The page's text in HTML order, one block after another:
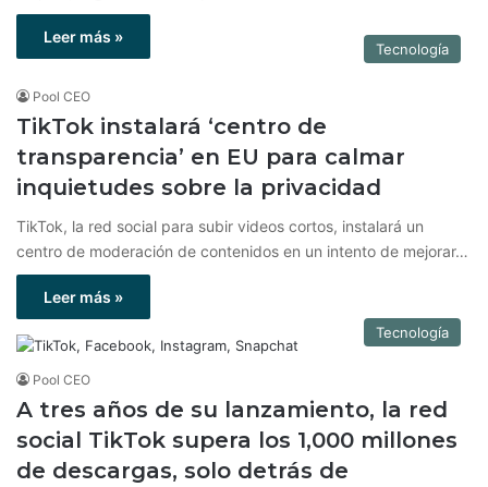
Leer más »
Tecnología
Pool CEO
TikTok instalará ‘centro de
transparencia’ en EU para calmar
inquietudes sobre la privacidad
TikTok, la red social para subir videos cortos, instalará un
centro de moderación de contenidos en un intento de mejorar…
Leer más »
Tecnología
Pool CEO
A tres años de su lanzamiento, la red
social TikTok supera los 1,000 millones
de descargas, solo detrás de